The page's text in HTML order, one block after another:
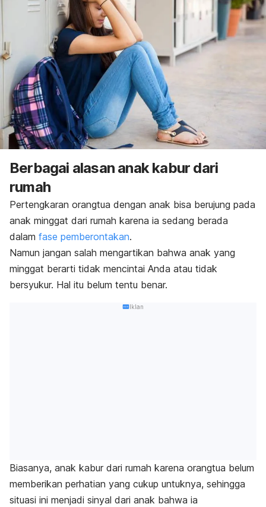
Berbagai alasan anak kabur dari
rumah
Pertengkaran orangtua dengan anak bisa berujung pada
anak minggat dari rumah karena ia sedang berada
dalam fase pemberontakan.
Namun jangan salah mengartikan bahwa anak yang
minggat berarti tidak mencintai Anda atau tidak
bersyukur. Hal itu belum tentu benar.
Iklan
Biasanya, anak kabur dari rumah karena orangtua belum
memberikan perhatian yang cukup untuknya, sehingga
situasi ini menjadi sinyal dari anak bahwa ia